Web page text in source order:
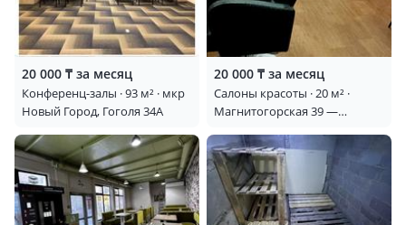
20 000 ₸ за месяц
Конференц-залы · 93 м² · мкр
Новый Город, Гоголя 34А
20 000 ₸ за месяц
Салоны красоты · 20 м² ·
Магнитогорская 39 —